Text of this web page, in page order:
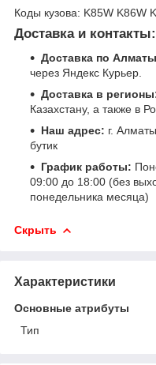
Коды кузова: K85W K86W
Доставка и контакты:
Доставка по
через Яндекс Курьер.
Доставка в
Казахстану, а также в
Наш адрес: г.
бутик
График работы:
09:00 до 18:00 (без
понедельника месяца)
Скрыть
Характеристики
Основные атрибуты
Тип